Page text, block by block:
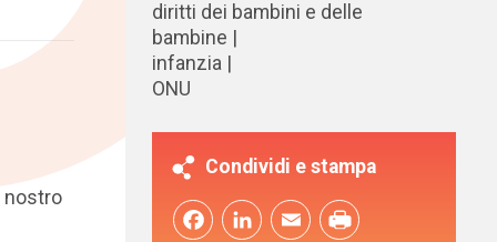
nostro
diritti dei bambini e delle
bambine
infanzia
ONU
Condividi e stampa
FacebookLinkedInEmail